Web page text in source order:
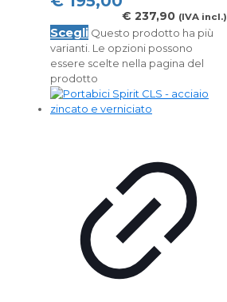
€ 237,90 (IVA incl.)
Scegli Questo prodotto ha più
varianti. Le opzioni possono
essere scelte nella pagina del
prodotto